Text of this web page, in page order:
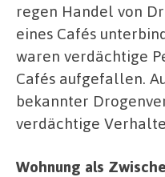
regen Handel von
eines Cafés
waren verdächtige
Cafés aufgefallen.
bekannter
verdächtige
Wohnung als